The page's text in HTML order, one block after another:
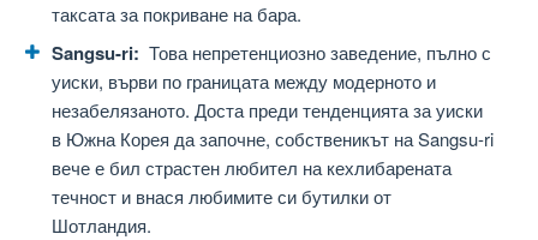
таксата за покриване на бара.
Sangsu-ri: Това непретенциозно заведение, пълно с
уиски, върви по границата между модерното и
незабелязаното. Доста преди тенденцията за уиски
в Южна Корея да започне, собственикът на Sangsu-ri
вече е бил страстен любител на кехлибарената
течност и внася любимите си бутилки от
Шотландия.